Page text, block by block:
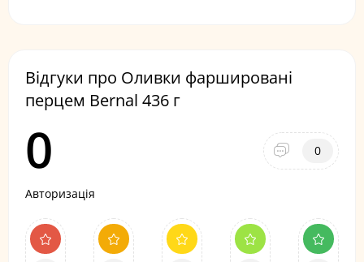
Відгуки про Оливки фаршировані
перцем Bernal 436 г
0 0
Авторизація